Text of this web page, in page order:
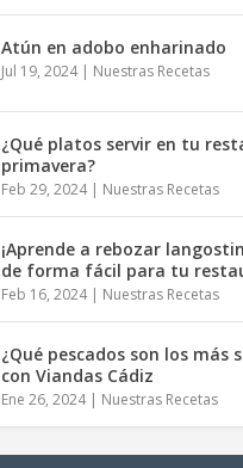
Atún en adobo enharinado
Jul 19, 2024| Nuestras Recetas
¿Qué platos servir en tu
primavera?
Feb 29, 2024| Nuestras Recetas
¡Aprende a rebozar
de forma fácil para tu
Feb 16, 2024| Nuestras Recetas
¿Qué pescados son los más
con Viandas Cádiz
Ene 26, 2024| Nuestras Recetas